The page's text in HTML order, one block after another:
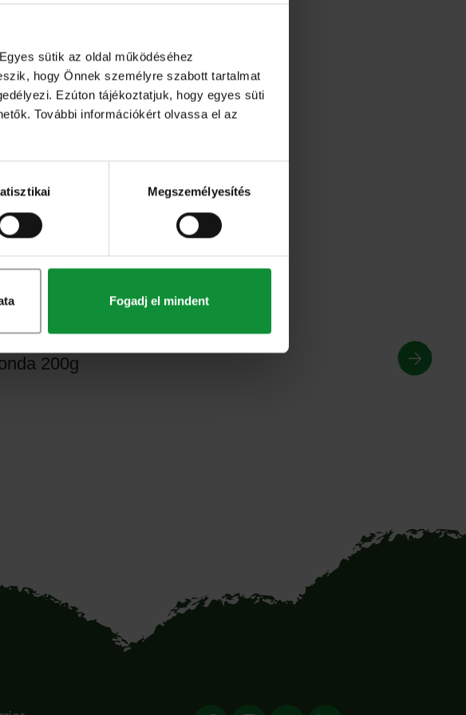
sütik az oldal működéséhez
hogy Önnek személyre szabott tartalmat
Ezúton tájékoztatjuk, hogy egyes süti
További információkért olvassa el az
Megszemélyesítés
Fogadj el mindent
200g